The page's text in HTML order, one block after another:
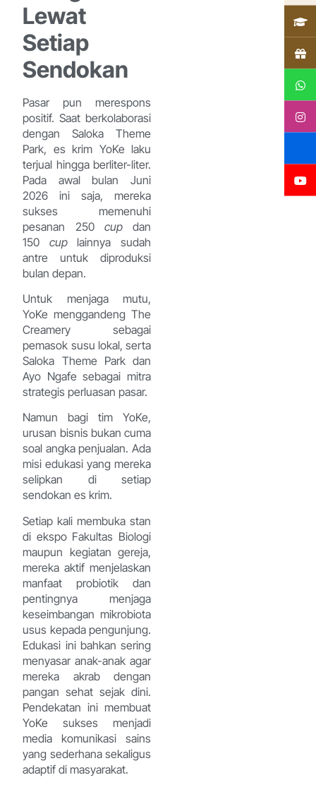
Lewat
Setiap
Sendokan
Pasar pun merespons
positif. Saat berkolaborasi
dengan Saloka Theme
Park, es krim YoKe laku
terjual hingga berliter-liter.
Pada awal bulan Juni
2026 ini saja, mereka
sukses memenuhi
pesanan 250 cupdan
150 cuplainnya sudah
antre untuk diproduksi
bulan depan.
Untuk menjaga mutu,
YoKe menggandeng The
Creamery sebagai
pemasok susu lokal, serta
Saloka Theme Park dan
Ayo Ngafe sebagai mitra
strategis perluasan pasar.
Namun bagi tim YoKe,
urusan bisnis bukan cuma
soal angka penjualan. Ada
misi edukasi yang mereka
selipkan di setiap
sendokan es krim.
Setiap kali membuka stan
di ekspo Fakultas Biologi
maupun kegiatan gereja,
mereka aktif menjelaskan
manfaat probiotik dan
pentingnya menjaga
keseimbangan mikrobiota
usus kepada pengunjung.
Edukasi ini bahkan sering
menyasar anak-anak agar
mereka akrab dengan
pangan sehat sejak dini.
Pendekatan ini membuat
YoKe sukses menjadi
media komunikasi sains
yang sederhana sekaligus
adaptif di masyarakat.